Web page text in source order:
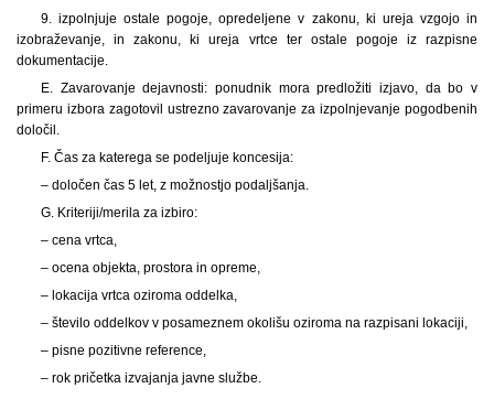
9. izpolnjuje ostale pogoje, opredeljene v zakonu, ki ureja vzgojo in
izobraževanje, in zakonu, ki ureja vrtce ter ostale pogoje iz razpisne
dokumentacije.
E. Zavarovanje dejavnosti: ponudnik mora predložiti izjavo, da bo v
primeru izbora zagotovil ustrezno zavarovanje za izpolnjevanje pogodbenih
določil.
F. Čas za katerega se podeljuje koncesija:
– določen čas 5 let, z možnostjo podaljšanja.
G. Kriteriji/merila za izbiro:
– cena vrtca,
– ocena objekta, prostora in opreme,
– lokacija vrtca oziroma oddelka,
– število oddelkov v posameznem okolišu oziroma na razpisani lokaciji,
– pisne pozitivne reference,
– rok pričetka izvajanja javne službe.